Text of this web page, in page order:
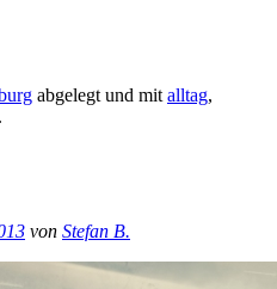
abgelegt und mit alltag,
von Stefan B.